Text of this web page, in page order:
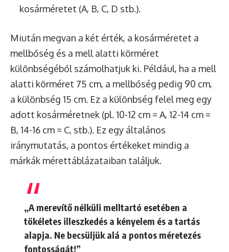
kosárméretet (A, B, C, D stb.).
Miután megvan a két érték, a kosárméretet a
mellbőség és a mell alatti körméret
különbségéből számolhatjuk ki. Például, ha a mell
alatti körméret 75 cm, a mellbőség pedig 90 cm,
a különbség 15 cm. Ez a különbség felel meg egy
adott kosárméretnek (pl. 10-12 cm = A, 12-14 cm =
B, 14-16 cm = C, stb.). Ez egy általános
iránymutatás, a pontos értékeket mindig a
márkák mérettáblázataiban találjuk.
„A merevítő nélküli melltartó esetében a
tökéletes illeszkedés a kényelem és a tartás
alapja. Ne becsüljük alá a pontos méretezés
fontosságát!”